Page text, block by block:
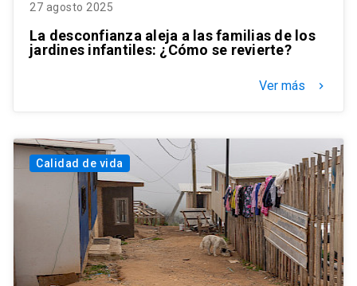
27 agosto 2025
La desconfianza aleja a las familias de los
jardines infantiles: ¿Cómo se revierte?
Ver más keyboard_arrow_right
Calidad de vida